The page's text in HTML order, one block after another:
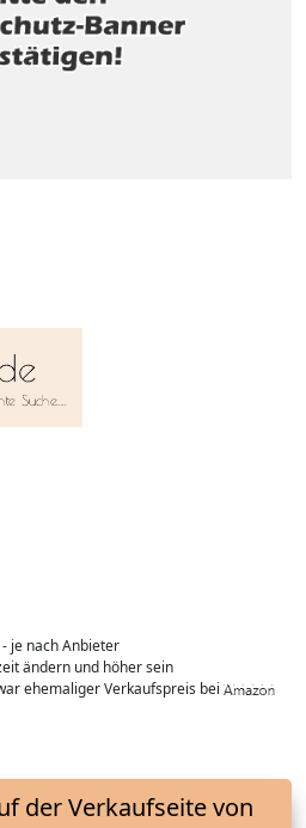
je nach Anbieter
ändern und höher sein
ehemaliger Verkaufspreis bei